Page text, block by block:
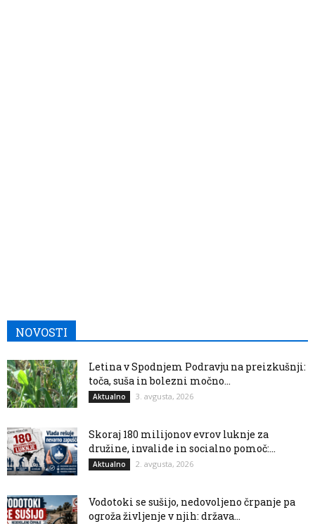
NOVOSTI
Letina v Spodnjem Podravju na preizkušnji:
toča, suša in bolezni močno...
Aktualno 3. avgusta, 2026
Skoraj 180 milijonov evrov luknje za
družine, invalide in socialno pomoč:...
Aktualno 2. avgusta, 2026
Vodotoki se sušijo, nedovoljeno črpanje pa
ogroža življenje v njih: država...